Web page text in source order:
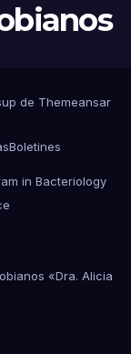
de Themeansar
Boletines
in Bacteriology
«Dra. Alicia